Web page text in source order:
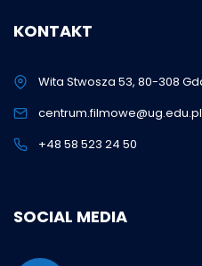
KONTAKT
Wita Stwosza 53, 80-308
centrum.filmowe@ug.edu.pl
+48 58 523 24 50
SOCIAL MEDIA